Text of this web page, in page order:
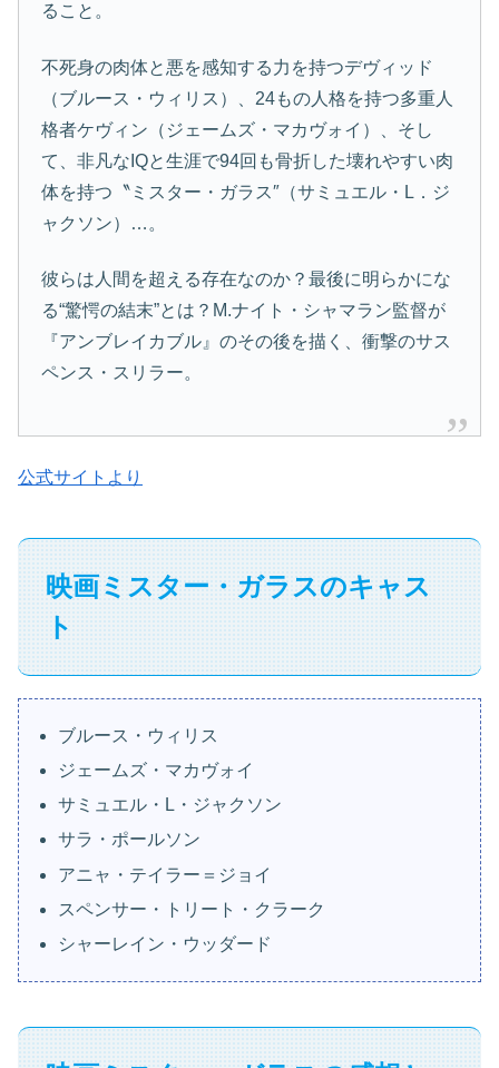
ること。
不死身の肉体と悪を感知する力を持つデヴィッド
（ブルース・ウィリス）、24もの人格を持つ多重人
格者ケヴィン（ジェームズ・マカヴォイ）、そし
て、非凡なIQと生涯で94回も骨折した壊れやすい肉
体を持つ〝ミスター・ガラス″（サミュエル・L．ジ
ャクソン）…。
彼らは人間を超える存在なのか？最後に明らかにな
る“驚愕の結末”とは？M.ナイト・シャマラン監督が
『アンブレイカブル』のその後を描く、衝撃のサス
ペンス・スリラー。
公式サイトより
映画ミスター・ガラスのキャス
ト
ブルース・ウィリス
ジェームズ・マカヴォイ
サミュエル・L・ジャクソン
サラ・ポールソン
アニャ・テイラー＝ジョイ
スペンサー・トリート・クラーク
シャーレイン・ウッダード